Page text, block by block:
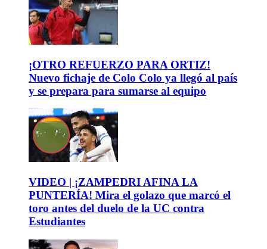
¡OTRO REFUERZO PARA ORTIZ!
Nuevo fichaje de Colo Colo ya llegó al país
y se prepara para sumarse al equipo
VIDEO | ¡ZAMPEDRI AFINA LA
PUNTERÍA! Mira el golazo que marcó el
toro antes del duelo de la UC contra
Estudiantes